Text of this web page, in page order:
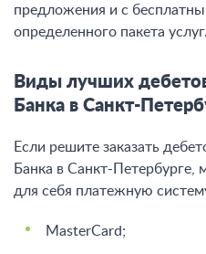
предложения и с
определенного пакета услуг.
Виды лучших
Банка в Санкт-
Если решите заказать
Банка в Санкт-
для себя платежную
MasterCard;